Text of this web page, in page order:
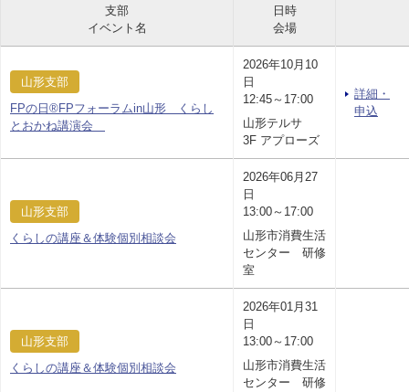
支部
イベント名
日時
会場
山形支部
FPの日®FPフォーラムin山形 くらし
とおかね講演会
2026年10月10
日
12:45～17:00
山形テルサ
3F アプローズ
詳細・
申込
山形支部
くらしの講座＆体験個別相談会
2026年06月27
日
13:00～17:00
山形市消費生活
センター 研修
室
山形支部
くらしの講座＆体験個別相談会
2026年01月31
日
13:00～17:00
山形市消費生活
センター 研修